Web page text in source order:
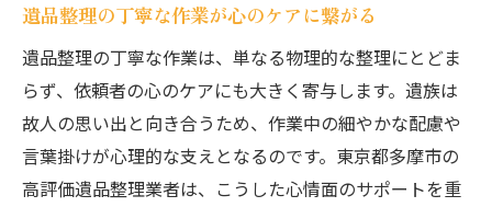
遺品整理の丁寧な作業が心のケアに繋がる
遺品整理の丁寧な作業は、単なる物理的な整理にとどま
らず、依頼者の心のケアにも大きく寄与します。遺族は
故人の思い出と向き合うため、作業中の細やかな配慮や
言葉掛けが心理的な支えとなるのです。東京都多摩市の
高評価遺品整理業者は、こうした心情面のサポートを重